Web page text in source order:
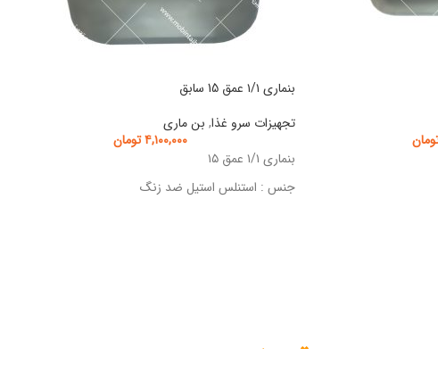
بنماری ۱/۱ عمق 15 سابق
تجهیزات سرو غذا, بن ماری
۴,۱۰۰,۰۰۰ تومان
بنماری ۱/۱ عمق ۱۵
جنس : استنلس استیل ضد زنگ
مبین تجهیز